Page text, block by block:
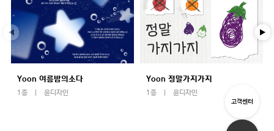
Yoon 여름밤의소다
1종 윤디자인
Yoon 정말가지가지
1종 윤디자인
고객센터